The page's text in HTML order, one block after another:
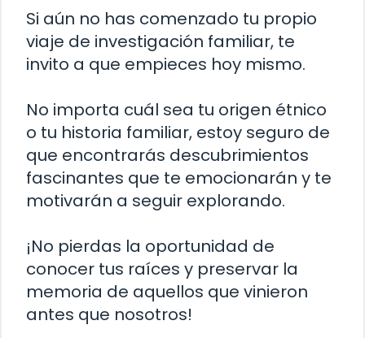
Si aún no has comenzado tu propio
viaje de investigación familiar, te
invito a que empieces hoy mismo.
No importa cuál sea tu origen étnico
o tu historia familiar, estoy seguro de
que encontrarás descubrimientos
fascinantes que te emocionarán y te
motivarán a seguir explorando.
¡No pierdas la oportunidad de
conocer tus raíces y preservar la
memoria de aquellos que vinieron
antes que nosotros!